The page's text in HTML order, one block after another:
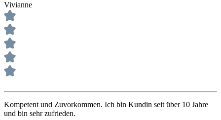
Vivianne
Kompetent und Zuvorkommen. Ich bin Kundin seit über 10 Jahre
und bin sehr zufrieden.